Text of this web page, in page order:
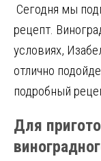
ce
b
o
o
k
Сегодня мы
рецепт.
условиях,
отлично
подробный
Для